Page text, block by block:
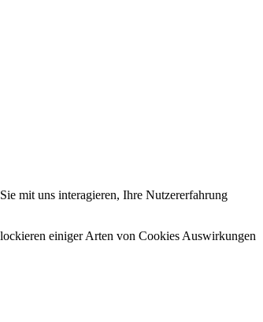
mit uns interagieren, Ihre Nutzererfahrung
einiger Arten von Cookies Auswirkungen